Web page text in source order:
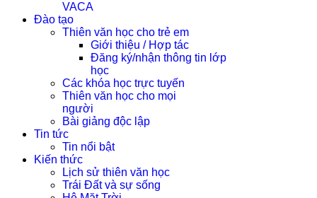
VACA
Đào tạo
Thiên văn học cho trẻ em
Giới thiệu / Hợp tác
Đăng ký/nhận thông tin lớp
học
Các khóa học trực tuyến
Thiên văn học cho mọi
người
Bài giảng độc lập
Tin tức
Tin nổi bật
Kiến thức
Lịch sử thiên văn học
Trái Đất và sự sống